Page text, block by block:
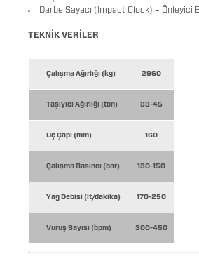
Darbe Sayacı (Impact Clock) – Önleyici
TEKNİK VERİLER
Çalışma Ağırlığı (kg) 2960
Taşıyıcı Ağırlığı (ton) 33-45
Uç Çapı (mm) 160
Çalışma Basıncı (bar) 130-150
Yağ Debisi (lt/dakika) 170-250
Vuruş Sayısı (bpm) 300-450